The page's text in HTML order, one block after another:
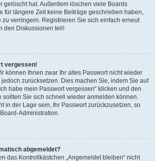
gelöscht hat. Außerdem löschen viele Boards
für längere Zeit keine Beiträge geschrieben haben,
verringern. Registrieren Sie sich einfach erneut
den Diskussionen teil!
vergessen!
können Ihnen zwar Ihr altes Passwort nicht wieder
zurücksetzen. Dies machen Sie, indem Sie auf
habe mein Passwort vergessen“ klicken und den
sollten Sie sich schnell wieder anmelden können.
in der Lage sein, Ihr Passwort zurückzusetzen, so
Administration.
abgemeldet?
das Kontrollkästchen „Angemeldet bleiben“ nicht